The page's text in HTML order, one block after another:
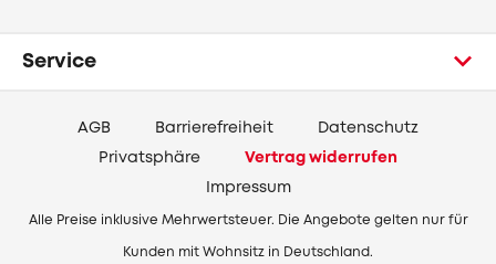
Service
AGB Barrierefreiheit Datenschutz
Privatsphäre Vertrag widerrufen
Impressum
Alle Preise inklusive Mehrwertsteuer. Die Angebote gelten nur für
Kunden mit Wohnsitz in Deutschland.